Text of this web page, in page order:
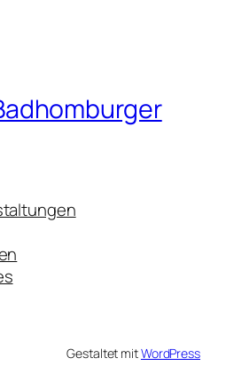
Gestaltet mitWordPress